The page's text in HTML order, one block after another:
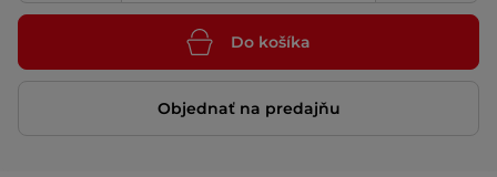
Do košíka
Objednať na predajňu